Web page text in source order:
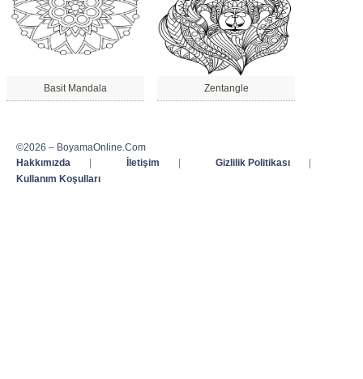
Basit Mandala Zentangle
©2026 – BoyamaOnline.Com
Hakkımızda
İletişim Gizlilik Politikası
Kullanım Koşulları